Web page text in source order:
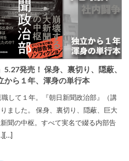
発売！ 保身、裏切り、隠蔽、
から１年、渾身の単行本
して１年。『朝日新聞政治部』（講
ました。 保身、裏切り、隠蔽、巨大
聞の中枢。すべて実名で綴る内部告